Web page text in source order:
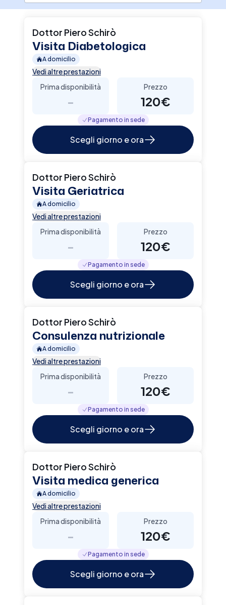
a rimettermi in gioco per rispondere al meglio
approccio di tipo olistico e multidisciplinare
integrato. Offro consulenze private e cure
altamente personalizzate anche a domicilio.
Dottor Piero Schirò
Visita Diabetologica
A domicilio
Vedi altre prestazioni
Prima disponibilità
-
Prezzo
120€
Pagamento in sede
Scegli giorno e ora
Dottor Piero Schirò
Visita Geriatrica
A domicilio
Vedi altre prestazioni
Prima disponibilità
-
Prezzo
120€
Pagamento in sede
Scegli giorno e ora
Dottor Piero Schirò
Consulenza nutrizionale
A domicilio
Vedi altre prestazioni
Prima disponibilità
-
Prezzo
120€
Pagamento in sede
Scegli giorno e ora
Dottor Piero Schirò
Visita medica generica
A domicilio
Vedi altre prestazioni
Prima disponibilità
-
Prezzo
120€
Pagamento in sede
Scegli giorno e ora